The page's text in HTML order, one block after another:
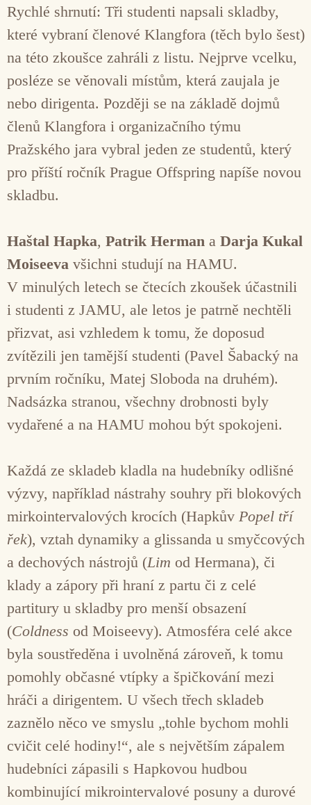
Rychlé shrnutí: Tři studenti napsali skladby,
které vybraní členové Klangfora (těch bylo šest)
na této zkoušce zahráli z listu. Nejprve vcelku,
posléze se věnovali místům, která zaujala je
nebo dirigenta. Později se na základě dojmů
členů Klangfora i organizačního týmu
Pražského jara vybral jeden ze studentů, který
pro příští ročník Prague Offspring napíše novou
skladbu.
Haštal Hapka, Patrik Herman a Darja Kukal
Moiseeva všichni studují na HAMU.
V minulých letech se čtecích zkoušek účastnili
i studenti z JAMU, ale letos je patrně nechtěli
přizvat, asi vzhledem k tomu, že doposud
zvítězili jen tamější studenti (Pavel Šabacký na
prvním ročníku, Matej Sloboda na druhém).
Nadsázka stranou, všechny drobnosti byly
vydařené a na HAMU mohou být spokojeni.
Každá ze skladeb kladla na hudebníky odlišné
výzvy, například nástrahy souhry při blokových
mirkointervalových krocích (Hapkův Popel tří
řek), vztah dynamiky a glissanda u smyčcových
a dechových nástrojů (Lim od Hermana), či
klady a zápory při hraní z partu či z celé
partitury u skladby pro menší obsazení
(Coldness od Moiseevy). Atmosféra celé akce
byla soustředěna i uvolněná zároveň, k tomu
pomohly občasné vtípky a špičkování mezi
hráči a dirigentem. U všech třech skladeb
zaznělo něco ve smyslu „tohle bychom mohli
cvičit celé hodiny!“, ale s největším zápalem
hudebníci zápasili s Hapkovou hudbou
kombinující mikrointervalové posuny a durové